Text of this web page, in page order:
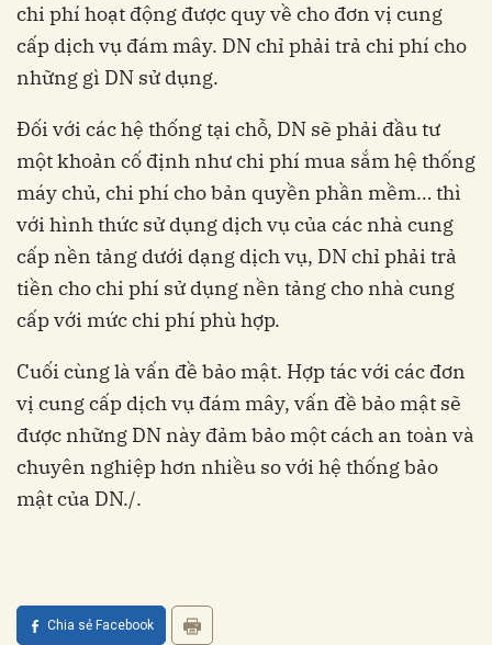
chi phí hoạt động được quy về cho đơn vị cung
cấp dịch vụ đám mây. DN chỉ phải trả chi phí cho
những gì DN sử dụng.
Đối với các hệ thống tại chỗ, DN sẽ phải đầu tư
một khoản cố định như chi phí mua sắm hệ thống
máy chủ, chi phí cho bản quyền phần mềm… thì
với hình thức sử dụng dịch vụ của các nhà cung
cấp nền tảng dưới dạng dịch vụ, DN chỉ phải trả
tiền cho chi phí sử dụng nền tảng cho nhà cung
cấp với mức chi phí phù hợp.
Cuối cùng là vấn đề bảo mật. Hợp tác với các đơn
vị cung cấp dịch vụ đám mây, vấn đề bảo mật sẽ
được những DN này đảm bảo một cách an toàn và
chuyên nghiệp hơn nhiều so với hệ thống bảo
mật của DN./.
Chia sẻ Facebook